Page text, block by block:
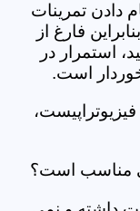
دادن تمرینات
فارغ از
استمرار در
است.
مناسب است؟